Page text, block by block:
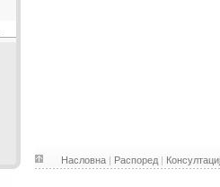
Насловна| Распоред|